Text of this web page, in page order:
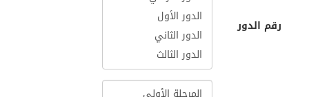
رقم الدور